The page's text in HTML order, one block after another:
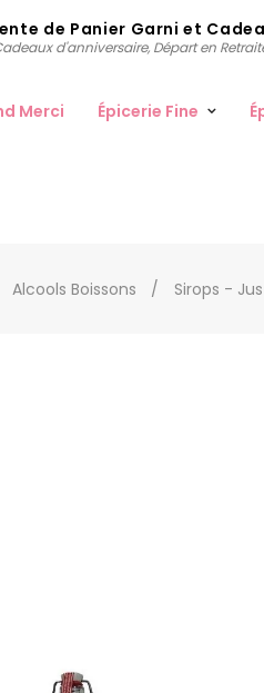
de Panier Garni et
d'anniversaire, Départ en
Merci Épicerie Fine
Alcools Boissons Sirops -